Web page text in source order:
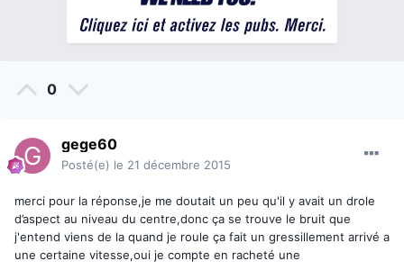
0
gege60
Posté(e) le 21 décembre 2015
merci pour la réponse,je me doutait un peu qu'il y avait un drole
d’aspect au niveau du centre,donc ça se trouve le bruit que
j'entend viens de la quand je roule ça fait un gressillement arrivé a
une certaine vitesse,oui je compte en racheté une